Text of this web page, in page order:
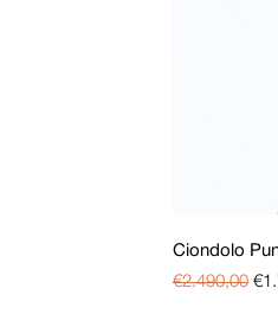
Ciondolo
€2.490,00 €